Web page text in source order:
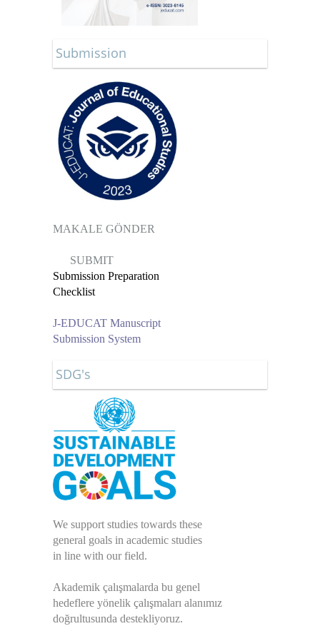
Submission
MAKALE GÖNDER
SUBMIT
Submission Preparation
Checklist
J-EDUCAT Manuscript
Submission System
SDG's
We support studies towards these
general goals in academic studies
in line with our field.
Akademik çalışmalarda bu genel
hedeflere yönelik çalışmaları alanımız
doğrultusunda destekliyoruz.